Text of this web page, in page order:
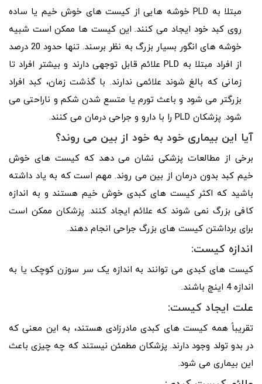
مبتلا به PLD خوشه هایی از کیست های خوش خیم یا ساده
روی کبد خود ایجاد می کنند. این کیست ها ممکن است شبیه
خوشه های انگور بسیار بزرگ به نظر برسند. تنها حدود 20 درصد
از افراد مبتلا به PLD علائم قابل توجهی دارند و بیشتر افراد تا
زمانی که بالغ شوند علائمی ندارند. با گذشت زمان، کبد افراد
بزرگتر می شود و باعث تورم یا متسع شدن شکم و ناراحتی می
شود. پزشکان PLD را با دارو و جراحی درمان می کنند.
آیا این بیماری خود به خود از بین می روند؟
برخی از مطالعات پزشکی نشان می دهد که کیست های خوش
خیم کبد بدون درمان از بین می روند. مهم است که به یاد داشته
باشید که اکثر کیست های کبدی خوش خیم هستند و به اندازه
کافی بزرگ نمی شوند که علائم ایجاد کنند. پزشکان ممکن است
برای برداشتن کیست های بزرگ جراحی انجام دهند.
اندازه کیست:
کیست های کبدی می توانند به اندازه یک سر سوزن کوچک یا به
اندازه 4 اینچ باشند.
علت ایجاد کیست:
تقریباً همه کیست های کبدی مادرزادی هستند، به این معنی که
در بدو تولد وجود دارند. پزشکان مطمئن نیستند که چه چیزی باعث
این بیماری می شود.